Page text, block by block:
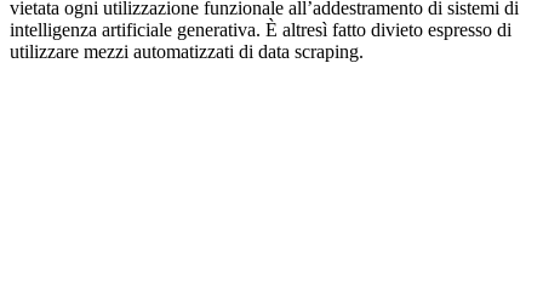
vietata ogni utilizzazione funzionale all’addestramento di sistemi di
intelligenza artificiale generativa. È altresì fatto divieto espresso di
utilizzare mezzi automatizzati di data scraping.